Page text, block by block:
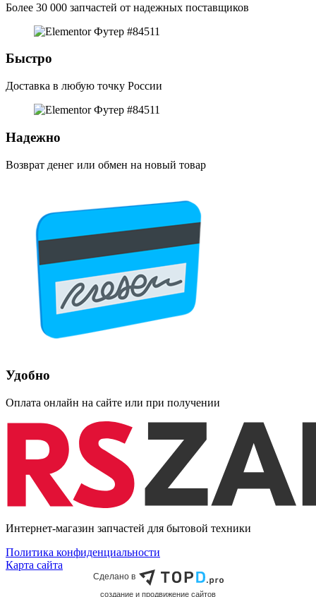
Более 30 000 запчастей от надежных поставщиков
Быстро
Доставка в любую точку России
Надежно
Возврат денег или обмен на новый товар
Удобно
Оплата онлайн на сайте или при получении
Интернет-магазин запчастей для бытовой техники
Политика конфиденциальности
Карта сайта
Сделано в
cоздание и продвижение сайтов